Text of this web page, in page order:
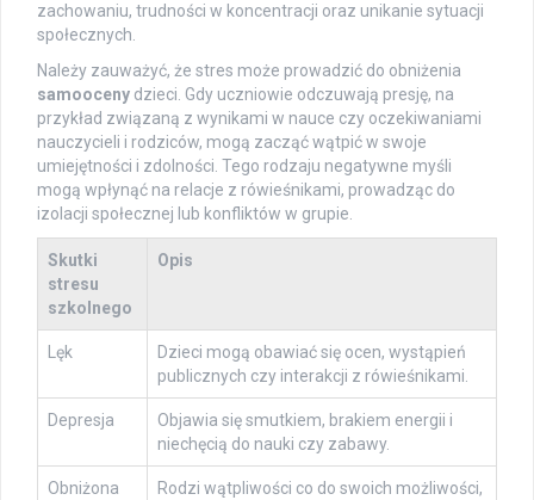
zachowaniu, trudności w koncentracji oraz unikanie sytuacji
społecznych.
Należy zauważyć, że stres może prowadzić do obniżenia
samooceny dzieci. Gdy uczniowie odczuwają presję, na
przykład związaną z wynikami w nauce czy oczekiwaniami
nauczycieli i rodziców, mogą zacząć wątpić w swoje
umiejętności i zdolności. Tego rodzaju negatywne myśli
mogą wpłynąć na relacje z rówieśnikami, prowadząc do
izolacji społecznej lub konfliktów w grupie.
Skutki
stresu
szkolnego
Opis
Lęk
Dzieci mogą obawiać się ocen, wystąpień
publicznych czy interakcji z rówieśnikami.
Depresja
Objawia się smutkiem, brakiem energii i
niechęcią do nauki czy zabawy.
Obniżona
Rodzi wątpliwości co do swoich możliwości,